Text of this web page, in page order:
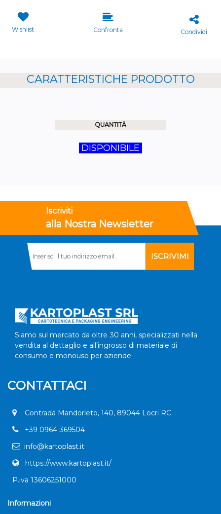
Wishlist Confronta Condividi
CARATTERISTICHE PRODOTTO
QUANTITÀ
DISPONIBILE
Iscriviti
alla Nostra Newsletter
Siamo sul mercato da oltre 30 anni, specializzati nella
vendita al dettaglio e all’ingrosso di materiale di
consumo e monouso per aziende
CONTATTACI
Contrada Mandorleto, 140, 89044 Locri RC
+39 0964 369504
info@kartoplast.it
https://www.kartoplast.it/
P.iva 13606251000
Informazioni